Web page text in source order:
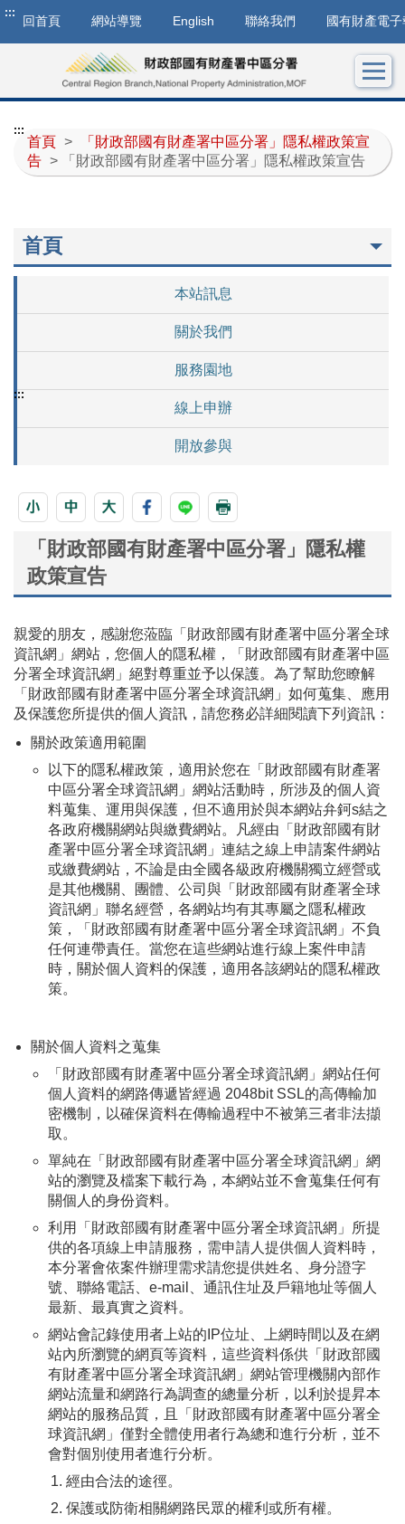
:::
回首頁 網站導覽 English 聯絡我們 國有財產電子
首頁 >
「財政部國有財產署中區分署」隱私權政策宣
告 > 「財政部國有財產署中區分署」隱私權政策宣告
:::
首頁
本站訊息
關於我們
服務園地
線上申辦
開放參與
:::
「財政部國有財產署中區分署」隱私權
政策宣告
親愛的朋友，感謝您蒞臨「財政部國有財產署中區分署全球
資訊網」網站，您個人的隱私權，「財政部國有財產署中區
分署全球資訊網」絕對尊重並予以保護。為了幫助您瞭解
「財政部國有財產署中區分署全球資訊網」如何蒐集、應用
及保護您所提供的個人資訊，請您務必詳細閱讀下列資訊：
關於政策適用範圍
以下的隱私權政策，適用於您在「財政部國有財產署
中區分署全球資訊網」網站活動時，所涉及的個人資
料蒐集、運用與保護，但不適用於與本網站弁鈳s結之
各政府機關網站與繳費網站。凡經由「財政部國有財
產署中區分署全球資訊網」連結之線上申請案件網站
或繳費網站，不論是由全國各級政府機關獨立經營或
是其他機關、團體、公司與「財政部國有財產署全球
資訊網」聯名經營，各網站均有其專屬之隱私權政
策，「財政部國有財產署中區分署全球資訊網」不負
任何連帶責任。當您在這些網站進行線上案件申請
時，關於個人資料的保護，適用各該網站的隱私權政
策。
關於個人資料之蒐集
「財政部國有財產署中區分署全球資訊網」網站任何
個人資料的網路傳遞皆經過 2048bit SSL的高傳輸加
密機制，以確保資料在傳輸過程中不被第三者非法擷
取。
單純在「財政部國有財產署中區分署全球資訊網」網
站的瀏覽及檔案下載行為，本網站並不會蒐集任何有
關個人的身份資料。
利用「財政部國有財產署中區分署全球資訊網」所提
供的各項線上申請服務，需申請人提供個人資料時，
本分署會依案件辦理需求請您提供姓名、身分證字
號、聯絡電話、e-mail、通訊住址及戶籍地址等個人
最新、最真實之資料。
網站會記錄使用者上站的IP位址、上網時間以及在網
站內所瀏覽的網頁等資料，這些資料係供「財政部國
有財產署中區分署全球資訊網」網站管理機關內部作
網站流量和網路行為調查的總量分析，以利於提昇本
網站的服務品質，且「財政部國有財產署中區分署全
球資訊網」僅對全體使用者行為總和進行分析，並不
會對個別使用者進行分析。
經由合法的途徑。
保護或防衛相關網路民眾的權利或所有權。